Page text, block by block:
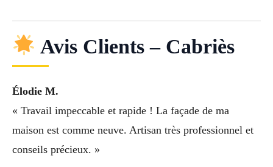
Avis Clients – Cabriès
Élodie M.
« Travail impeccable et rapide ! La façade de ma
maison est comme neuve. Artisan très professionnel et
conseils précieux. »